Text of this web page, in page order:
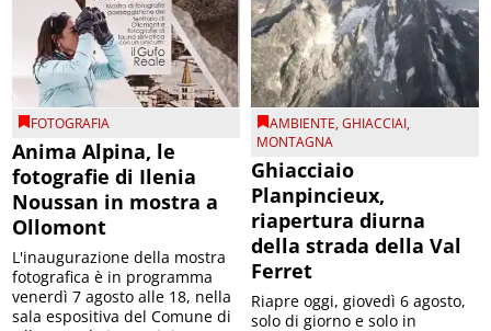
FOTOGRAFIA
Anima Alpina, le
fotografie di Ilenia
Noussan in mostra a
Ollomont
L'inaugurazione della mostra
fotografica è in programma
venerdì 7 agosto alle 18, nella
sala espositiva del Comune di
AMBIENTE,GHIACCIAI,
MONTAGNA
Ghiacciaio
Planpincieux,
riapertura diurna
della strada della Val
Ferret
Riapre oggi, giovedì 6 agosto,
solo di giorno e solo in